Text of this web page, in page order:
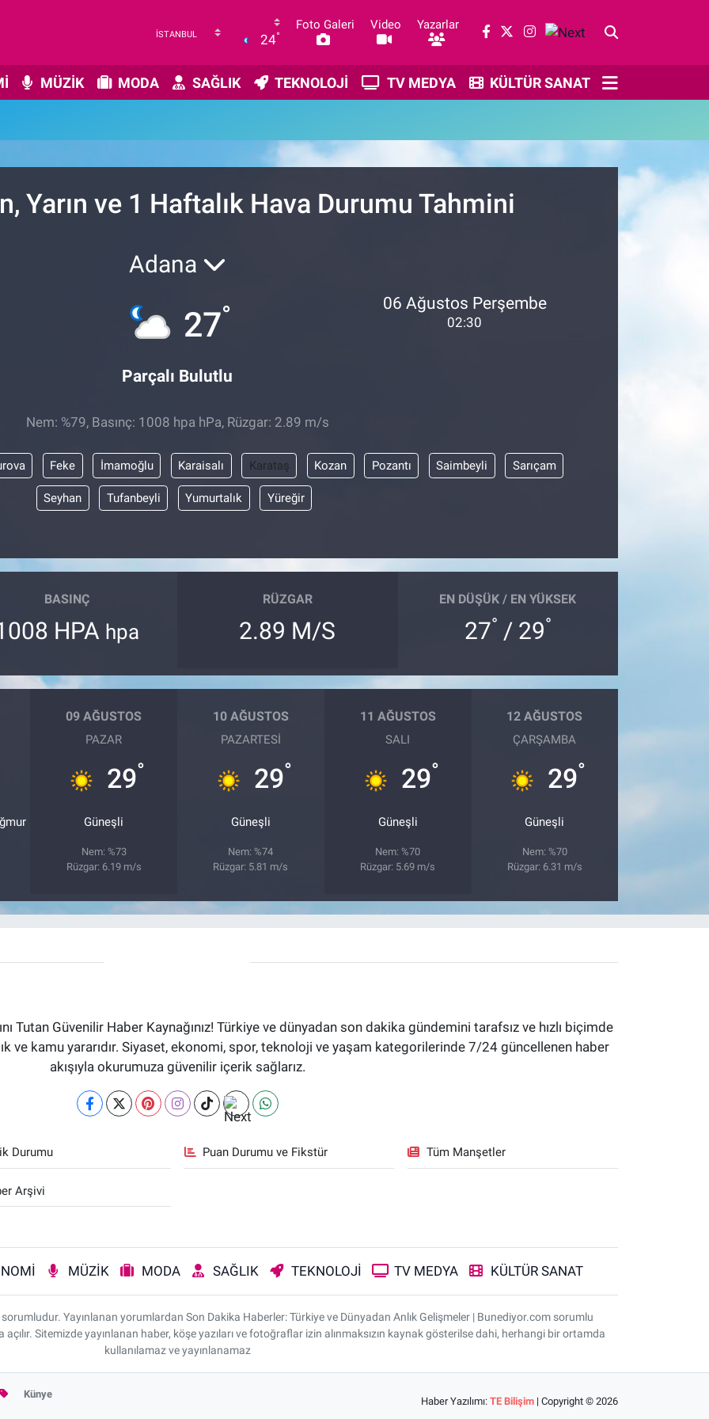
24°
Foto Galeri Video Yazarlar
MÜZİK MODA SAĞLIK TEKNOLOJİ TV MEDYA KÜLTÜR SANAT
Yarın ve 1 Haftalık Hava Durumu Tahmini
Adana
27°
Parçalı Bulutlu
06 Ağustos Perşembe
02:30
Nem: %79, Basınç: 1008 hpa hPa, Rüzgar: 2.89 m/s
Feke İmamoğlu Karaisalı Karataş Kozan Pozantı Saimbeyli Sarıçam
Seyhan Tufanbeyli Yumurtalık Yüreğir
BASINÇ
HPA hpa
RÜZGAR
2.89 M/S
EN DÜŞÜK / EN YÜKSEK
27° / 29°
09 AĞUSTOS
PAZAR
29°
Güneşli
Nem: %73
Rüzgar: 6.19 m/s
10 AĞUSTOS
PAZARTESI
29°
Güneşli
Nem: %74
Rüzgar: 5.81 m/s
11 AĞUSTOS
SALI
29°
Güneşli
Nem: %70
Rüzgar: 5.69 m/s
12 AĞUSTOS
ÇARŞAMBA
29°
Güneşli
Nem: %70
Rüzgar: 6.31 m/s
Tutan Güvenilir Haber Kaynağınız! Türkiye ve dünyadan son dakika gündemini tarafsız ve hızlı biçimde
ve kamu yararıdır. Siyaset, ekonomi, spor, teknoloji ve yaşam kategorilerinde 7/24 güncellenen haber
akışıyla okurumuza güvenilir içerik sağlarız.
Durumu Puan Durumu ve Fikstür Tüm Manşetler
Arşivi
MÜZİK MODA SAĞLIK TEKNOLOJİ TV MEDYA KÜLTÜR SANAT
Yayınlanan yorumlardan Son Dakika Haberler: Türkiye ve Dünyadan Anlık Gelişmeler | Bunediyor.com sorumlu
Sitemizde yayınlanan haber, köşe yazıları ve fotoğraflar izin alınmaksızın kaynak gösterilse dahi, herhangi bir ortamda
kullanılamaz ve yayınlanamaz
Künye
Haber Yazılımı:TE Bilişim | Copyright © 2026